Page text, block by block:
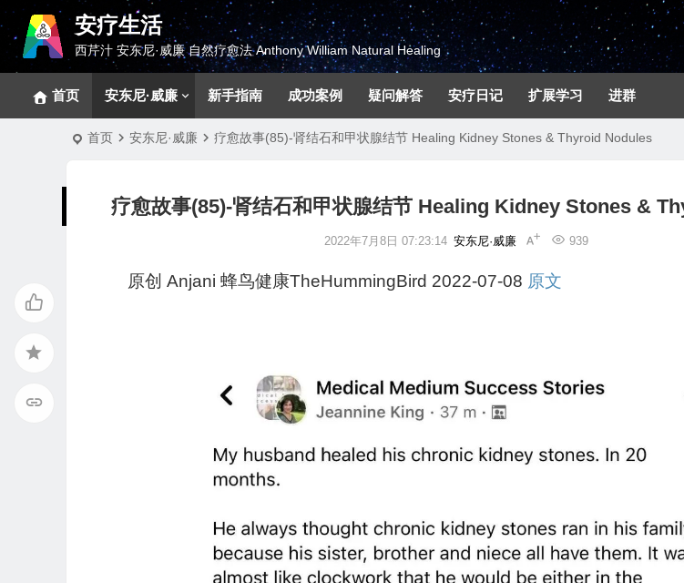
安疗生活
西芹汁 安东尼·威廉 自然疗愈法 Anthony William Natural Healing
首页 安东尼·威廉 新手指南 成功案例 疑问解答 安疗日记 扩展学习 进群
首页 安东尼·威廉 疗愈故事(85)-肾结石和甲状腺结节 Healing Kidney Stones & Thyroid Nodules
疗愈故事(85)-肾结石和甲状腺结节 Healing Kidney Stones &
2022年7月8日 07:23:14 安东尼·威廉 939
原创 Anjani 蜂鸟健康TheHummingBird 2022-07-08 原文